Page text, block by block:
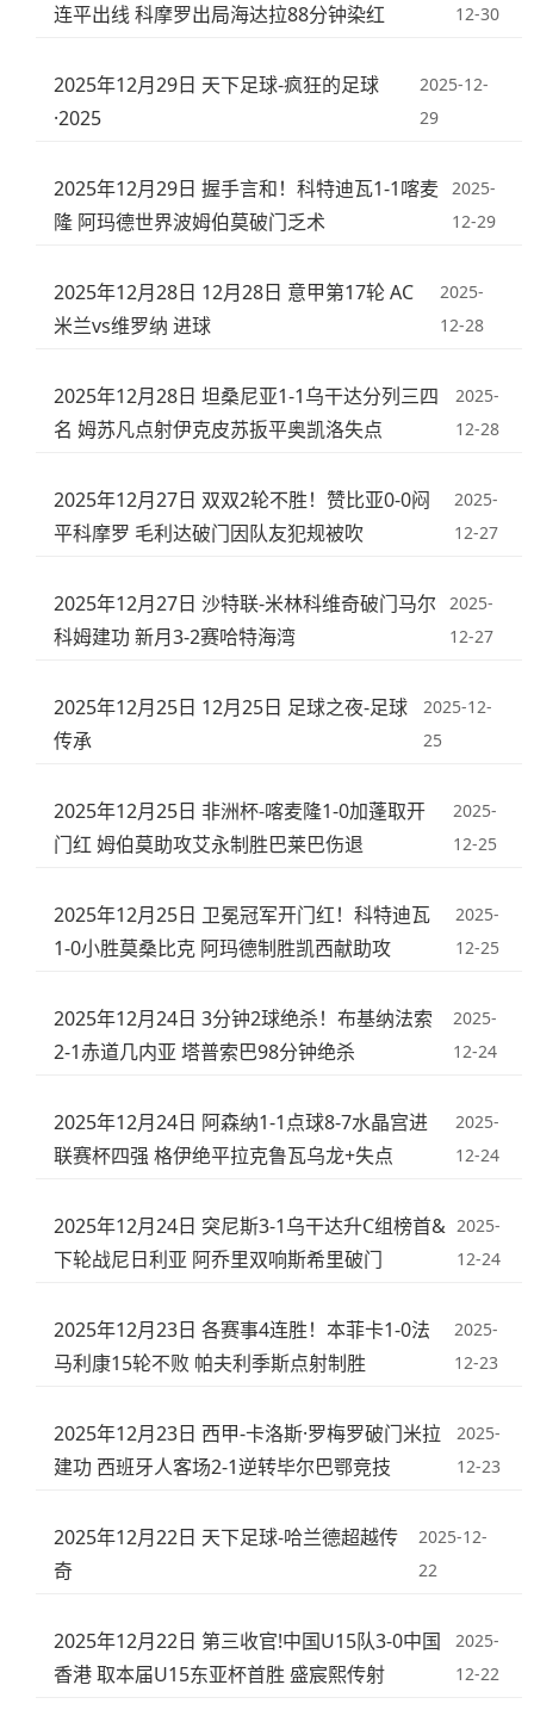
连平出线 科摩罗出局海达拉88分钟染红
12-30
2025年12月29日 天下足球-疯狂的足球
·2025
2025-12-
29
2025年12月29日 握手言和！科特迪瓦1-1喀麦
隆 阿玛德世界波姆伯莫破门乏术
2025-
12-29
2025年12月28日 12月28日 意甲第17轮 AC
米兰vs维罗纳 进球
2025-
12-28
2025年12月28日 坦桑尼亚1-1乌干达分列三四
名 姆苏凡点射伊克皮苏扳平奥凯洛失点
2025-
12-28
2025年12月27日 双双2轮不胜！赞比亚0-0闷
平科摩罗 毛利达破门因队友犯规被吹
2025-
12-27
2025年12月27日 沙特联-米林科维奇破门马尔
科姆建功 新月3-2赛哈特海湾
2025-
12-27
2025年12月25日 12月25日 足球之夜-足球
传承
2025-12-
25
2025年12月25日 非洲杯-喀麦隆1-0加蓬取开
门红 姆伯莫助攻艾永制胜巴莱巴伤退
2025-
12-25
2025年12月25日 卫冕冠军开门红！科特迪瓦
1-0小胜莫桑比克 阿玛德制胜凯西献助攻
2025-
12-25
2025年12月24日 3分钟2球绝杀！布基纳法索
2-1赤道几内亚 塔普索巴98分钟绝杀
2025-
12-24
2025年12月24日 阿森纳1-1点球8-7水晶宫进
联赛杯四强 格伊绝平拉克鲁瓦乌龙+失点
2025-
12-24
2025年12月24日 突尼斯3-1乌干达升C组榜首&
下轮战尼日利亚 阿乔里双响斯希里破门
2025-
12-24
2025年12月23日 各赛事4连胜！本菲卡1-0法
马利康15轮不败 帕夫利季斯点射制胜
2025-
12-23
2025年12月23日 西甲-卡洛斯·罗梅罗破门米拉
建功 西班牙人客场2-1逆转毕尔巴鄂竞技
2025-
12-23
2025年12月22日 天下足球-哈兰德超越传
奇
2025-12-
22
2025年12月22日 第三收官!中国U15队3-0中国
香港 取本届U15东亚杯首胜 盛宸熙传射
2025-
12-22